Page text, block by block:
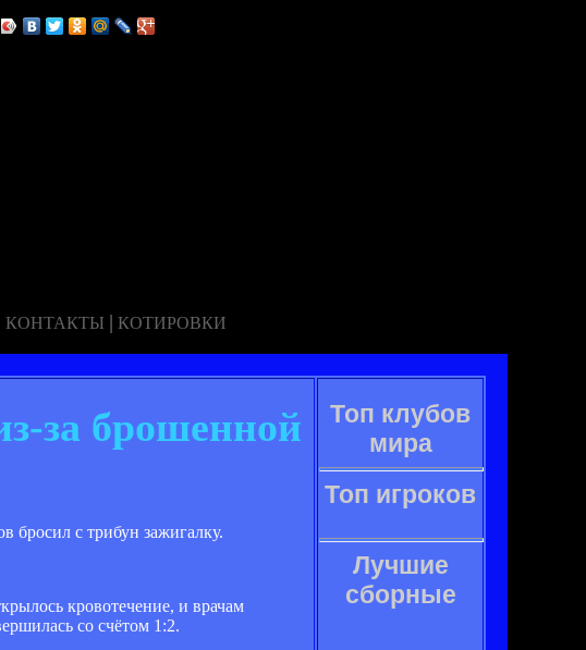
КОНТАКТЫ | КОТИРОВКИ
за брошенной
бросил с трибун зажигалку.
кровотечение, и врачам
со счётом 1:2.
Топ клубов
мира
Топ игроков
Лучшие
сборные